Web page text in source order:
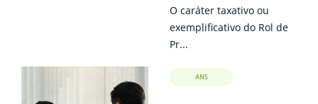
O caráter taxativo ou
exemplificativo do Rol de
Pr...
ANS